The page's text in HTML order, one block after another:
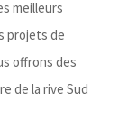
meilleurs
projets de
offrons des
de la rive Sud